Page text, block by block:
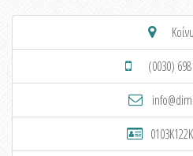
(0030)